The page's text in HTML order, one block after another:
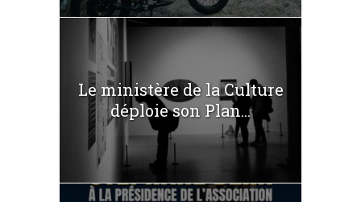
Le ministère de la Culture
déploie son Plan...